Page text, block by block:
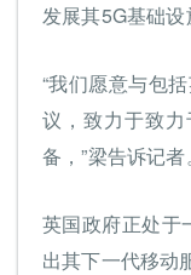
发展其5G基础设
“我们愿意与包
议，致力于致
备，”梁告诉记者。
英国政府正处于
出其下一代移动